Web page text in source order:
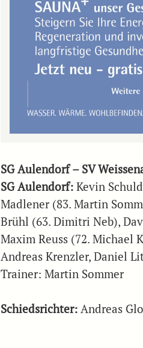
SG Aulendorf – SV
SG Aulendorf: Kevin
Madlener (83. Martin
Brühl (63. Dimitri Neb),
Maxim Reuss (72. Michael
Andreas Krenzler, Daniel
Trainer: Martin Sommer
Schiedsrichter: Andreas